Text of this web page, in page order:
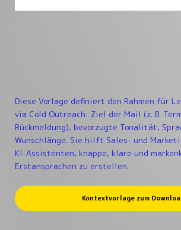
Diese Vorlage definiert den Rahmen für
via Cold Outreach: Ziel der Mail (z. B.
Rückmeldung), bevorzugte Tonalität,
Wunschlänge. Sie hilft Sales- und
KI-Assistenten, knappe, klare und
Erstansprachen zu erstellen.
Kontextvorlage zum